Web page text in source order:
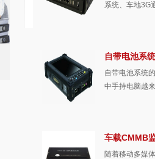
系统、车地3G
自带电池系
自带电池系统
中手持电脑越
车载CMMB
随着移动多媒